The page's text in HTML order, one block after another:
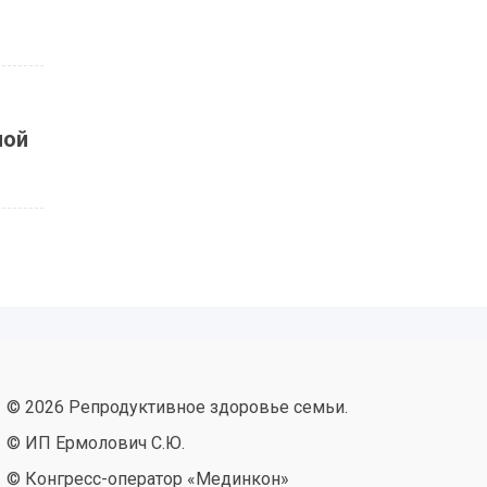
© 2026 Репродуктивное здоровье семьи.
© ИП Ермолович С.Ю.
© Конгресс-оператор «Мединкон»